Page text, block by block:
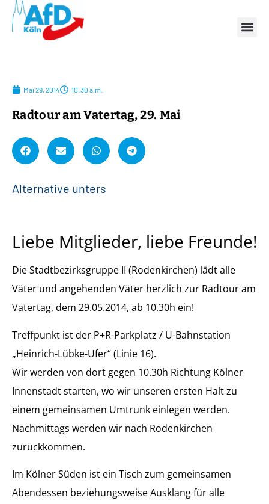
Mai 29, 2014 10:30 a.m.
Radtour am Vatertag, 29. Mai
Alternative unters
Liebe Mitglieder, liebe Freunde!
Die Stadtbezirksgruppe II (Rodenkirchen) lädt alle
Väter und angehenden Väter herzlich zur Radtour am
Vatertag, dem 29.05.2014, ab 10.30h ein!
Treffpunkt ist der P+R-Parkplatz / U-Bahnstation
„Heinrich-Lübke-Ufer“ (Linie 16).
Wir werden von dort gegen 10.30h Richtung Kölner
Innenstadt starten, wo wir unseren ersten Halt zu
einem gemeinsamen Umtrunk einlegen werden.
Nachmittags werden wir nach Rodenkirchen
zurückkommen.
Im Kölner Süden ist ein Tisch zum gemeinsamen
Abendessen beziehungsweise Ausklang für alle